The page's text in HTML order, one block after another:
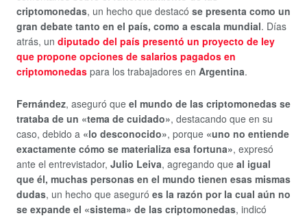
criptomonedas, un hecho que destacó se presenta como un
gran debate tanto en el país, como a escala mundial. Días
atrás, un diputado del país presentó un proyecto de ley
que propone opciones de salarios pagados en
criptomonedas para los trabajadores en Argentina.
Fernández, aseguró que el mundo de las criptomonedas se
trataba de un «tema de cuidado», destacando que en su
caso, debido a «lo desconocido», porque «uno no entiende
exactamente cómo se materializa esa fortuna», expresó
ante el entrevistador, Julio Leiva, agregando que al igual
que él, muchas personas en el mundo tienen esas mismas
dudas, un hecho que aseguró es la razón por la cual aún no
se expande el «sistema» de las criptomonedas, indicó